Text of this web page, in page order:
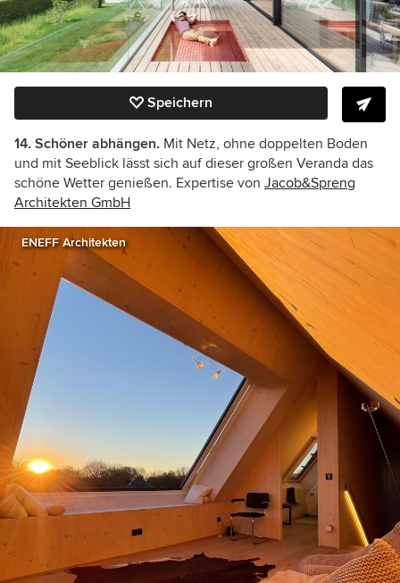
Speichern
14. Schöner abhängen. Mit Netz, ohne doppelten Boden
und mit Seeblick lässt sich auf dieser großen Veranda das
schöne Wetter genießen. Expertise von Jacob&Spreng
Architekten GmbH
ENEFF Architekten